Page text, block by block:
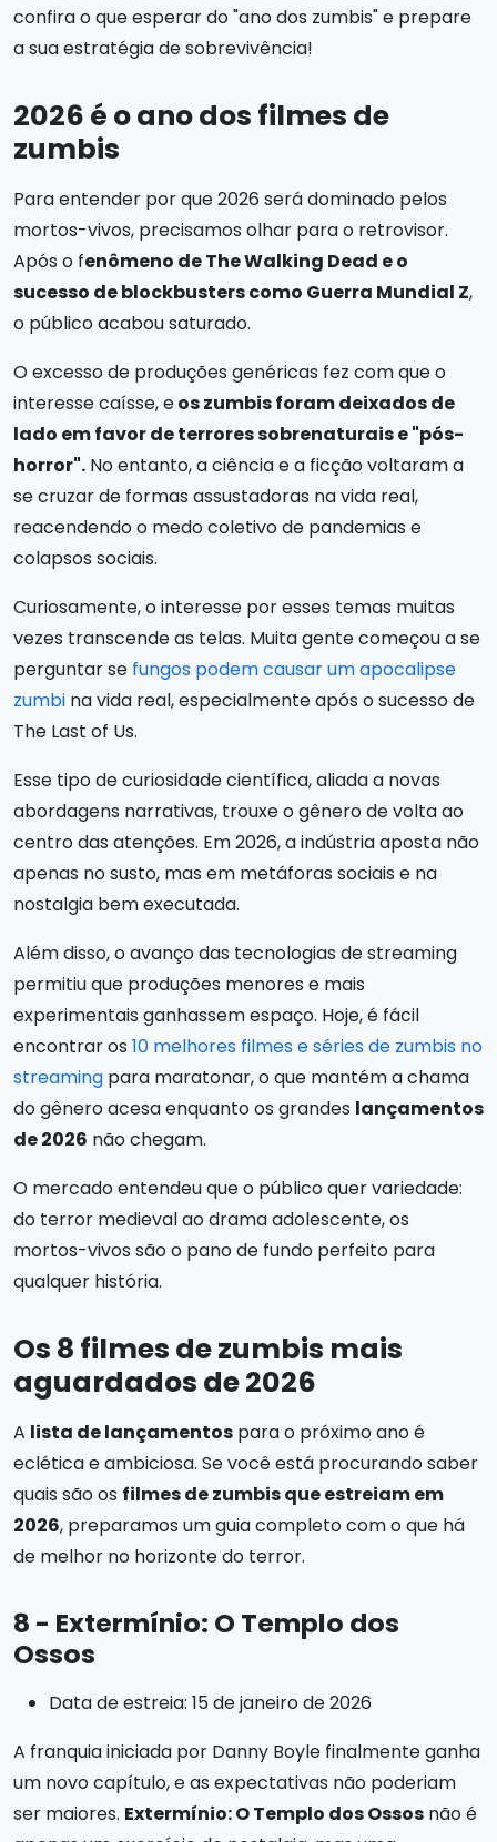
confira o que esperar do "ano dos zumbis" e prepare
a sua estratégia de sobrevivência!
2026 é o ano dos filmes de
zumbis
Para entender por que 2026 será dominado pelos
mortos-vivos, precisamos olhar para o retrovisor.
Após o fenômeno de The Walking Dead e o
sucesso de blockbusters como Guerra Mundial Z,
o público acabou saturado.
O excesso de produções genéricas fez com que o
interesse caísse, eos zumbis foram deixados de
lado em favor de terrores sobrenaturais e "pós-
horror". No entanto, a ciência e a ficção voltaram a
se cruzar de formas assustadoras na vida real,
reacendendo o medo coletivo de pandemias e
colapsos sociais.
Curiosamente, o interesse por esses temas muitas
vezes transcende as telas. Muita gente começou a se
perguntar se fungos podem causar um apocalipse
zumbi na vida real, especialmente após o sucesso de
The Last of Us.
Esse tipo de curiosidade científica, aliada a novas
abordagens narrativas, trouxe o gênero de volta ao
centro das atenções. Em 2026, a indústria aposta não
apenas no susto, mas em metáforas sociais e na
nostalgia bem executada.
Além disso, o avanço das tecnologias de streaming
permitiu que produções menores e mais
experimentais ganhassem espaço. Hoje, é fácil
encontrar os 10 melhores filmes e séries de zumbis no
streaming para maratonar, o que mantém a chama
do gênero acesa enquanto os grandes lançamentos
de 2026 não chegam.
O mercado entendeu que o público quer variedade:
do terror medieval ao drama adolescente, os
mortos-vivos são o pano de fundo perfeito para
qualquer história.
Os 8 filmes de zumbis mais
aguardados de 2026
A lista de lançamentos para o próximo ano é
eclética e ambiciosa. Se você está procurando saber
quais são os filmes de zumbis que estreiam em
2026, preparamos um guia completo com o que há
de melhor no horizonte do terror.
8 - Extermínio: O Templo dos
Ossos
Data de estreia: 15 de janeiro de 2026
A franquia iniciada por Danny Boyle finalmente ganha
um novo capítulo, e as expectativas não poderiam
ser maiores. Extermínio: O Templo dos Ossos não é